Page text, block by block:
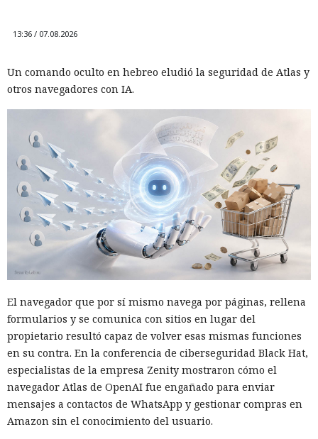
Un servidor corporativo de actualizaciones suele
considerarse parte de la infraestructura de confianza, pero
SpecterOps mostró cómo, con cierta configuración de WSUS,
se puede convertir en un canal de entrega de código
malicioso. Beaviel David demostró el ataque en el que una
actualización falsa se enviaba a un equipo Windows
seleccionado a través del mecanismo estándar de WSUS
dentro de la red.
El ataque funciona si WSUS almacena la base SUSDB en un
servidor Microsoft SQL independiente y no se requiere
Extended Protection for Authentication para la
autenticación. El investigador forzó a la cuenta de equipo de
WSUS a realizar la autenticación NTLM a través de un
sistema controlado, la redirigió al servidor SQL y obtuvo
una sesión en nombre del propio WSUS. La cuenta disponía
de privilegios suficientes para operar con SUSDB.
13:36 / 07.08.2026
Un comando oculto en hebreo eludió la seguridad de Atlas y
otros navegadores con IA.
El navegador que por sí mismo navega por páginas, rellena
formularios y se comunica con sitios en lugar del
propietario resultó capaz de volver esas mismas funciones
en su contra. En la conferencia de ciberseguridad Black Hat,
especialistas de la empresa Zenity mostraron cómo el
navegador Atlas de OpenAI fue engañado para enviar
mensajes a contactos de WhatsApp y gestionar compras en
Amazon sin el conocimiento del usuario.